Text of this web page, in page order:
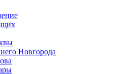
Новгорода